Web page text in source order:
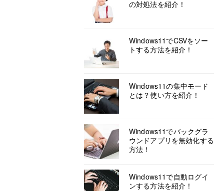
の対処法を紹介！
Windows11でCSVをソー
トする方法を紹介！
Windows11の集中モード
とは？使い方を紹介！
Windows11でバックグラ
ウンドアプリを無効化する
方法！
Windows11で自動ログイ
ンする方法を紹介！